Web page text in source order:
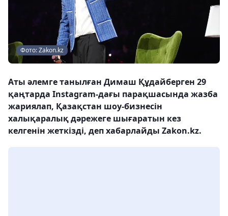
Фото: Zakon.kz
Аты әлемге танылған Димаш Құдайберген 29
қаңтарда Instagram-дағы парақшасында жазба
жариялап, Қазақстан шоу-бизнесін
халықаралық дәрежеге шығаратын кез
келгенін жеткізді, деп хабарлайды Zakon.kz.